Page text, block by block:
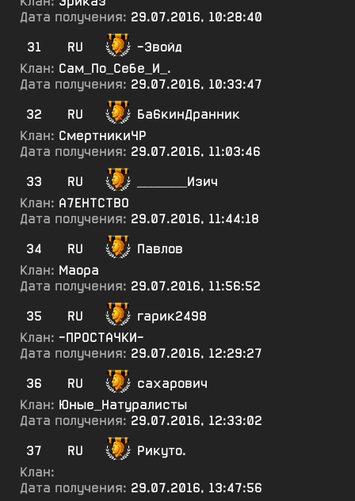
Дата получения: 29.07.2016, 10:28:40
31
RU
-Эвойд
Клан: Сам_По_Себе_И_.
Дата получения: 29.07.2016, 10:33:47
32
RU
Ба6кинДранник
Клан: СмертникиЧР
Дата получения: 29.07.2016, 11:03:46
33
RU
_______Изич
Клан: А7ЕНТСТВО
Дата получения: 29.07.2016, 11:44:18
34
RU
Павлов
Клан: Маора
Дата получения: 29.07.2016, 11:56:52
35
RU
гарик2498
Клан: -ПРОСТАЧКИ-
Дата получения: 29.07.2016, 12:29:27
36
RU
сахарович
Клан: Юные_Натуралисты
Дата получения: 29.07.2016, 12:33:02
37
RU
Рикуто.
Клан:
Дата получения: 29.07.2016, 13:47:56